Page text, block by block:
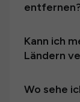
Kann ich
Ländern
Wo sehe